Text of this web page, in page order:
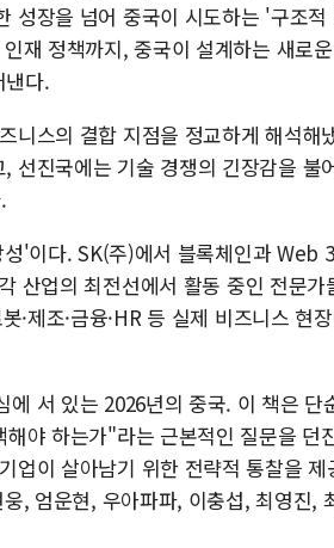
성장을 넘어 중국이 시도하는 '구조
재 정책까지, 중국이 설계하는 새로
낸다.
니스의 결합 지점을 정교하게 해석해
선진국에는 기술 경쟁의 긴장감을 불
'이다. SK(주)에서 블록체인과 Web
산업의 최전선에서 활동 중인 전문가
·제조·금융·HR 등 실제 비즈니스
에 서 있는 2026년의 중국. 이 책은
야 하는가"라는 근본적인 질문을 던
업이 살아남기 위한 전략적 통찰을
, 엄운현, 우아파파, 이충섭, 최영진,